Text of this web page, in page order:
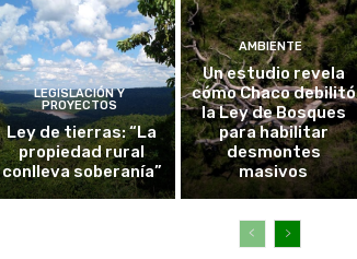
LEGISLACIÓN Y
PROYECTOS
Ley de tierras: “La
propiedad rural
conlleva soberanía”
AMBIENTE
Un estudio revela
cómo Chaco debilitó
la Ley de Bosques
para habilitar
desmontes
masivos